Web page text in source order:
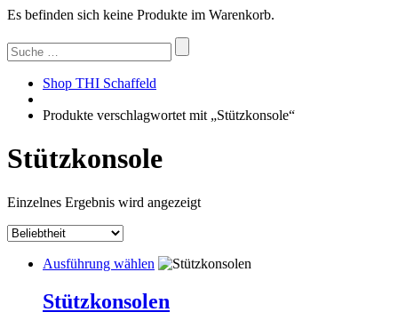
Es befinden sich keine Produkte im Warenkorb.
Suchen
nach:
Shop THI Schaffeld
Produkte verschlagwortet mit „Stützkonsole“
Stützkonsole
Einzelnes Ergebnis wird angezeigt
Ausführung wählen Dieses
mehrere
Stützkonsolen